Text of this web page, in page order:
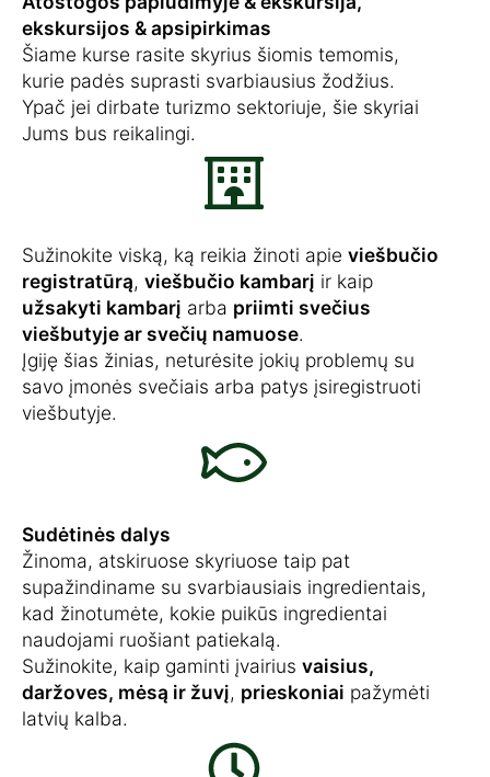
ekskursijos & apsipirkimas
Šiame kurse rasite skyrius šiomis temomis,
kurie padės suprasti svarbiausius žodžius.
Ypač jei dirbate turizmo sektoriuje, šie skyriai
Jums bus reikalingi.
Sužinokite viską, ką reikia žinoti apie viešbučio
registratūrą, viešbučio kambarį ir kaip
užsakyti kambarį arba priimti svečius
viešbutyje ar svečių namuose.
Įgiję šias žinias, neturėsite jokių problemų su
savo įmonės svečiais arba patys įsiregistruoti
viešbutyje.
Sudėtinės dalys
Žinoma, atskiruose skyriuose taip pat
supažindiname su svarbiausiais ingredientais,
kad žinotumėte, kokie puikūs ingredientai
naudojami ruošiant patiekalą.
Sužinokite, kaip gaminti įvairius vaisius,
daržoves, mėsą ir žuvį, prieskoniai pažymėti
latvių kalba.